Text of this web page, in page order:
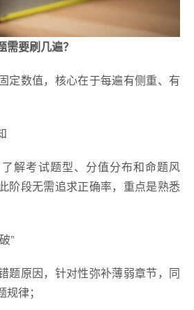
要刷几遍？
定数值，核心在于每遍有侧重、有
解考试题型、分值分布和命题风
阶段无需追求正确率，重点是熟悉
”
题原因，针对性弥补薄弱章节，同
律；